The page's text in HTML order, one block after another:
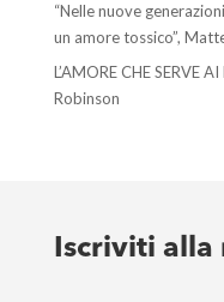
“Nelle nuove
un amore tossico”,
L’AMORE CHE SERVE
Robinson
Iscriviti alla